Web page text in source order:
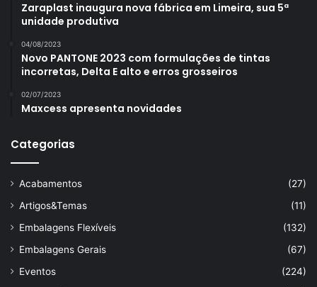
Zaraplast inaugura nova fábrica em Limeira, sua 5ª
unidade produtiva
04/08/2023
Novo PANTONE 2023 com formulações de tintas
incorretas, Delta E alto e erros grosseiros
02/07/2023
Maxcess apresenta novidades
Categorias
Acabamentos
(27)
Artigos&Temas
(11)
Embalagens Flexíveis
(132)
Embalagens Gerais
(67)
Eventos
(224)